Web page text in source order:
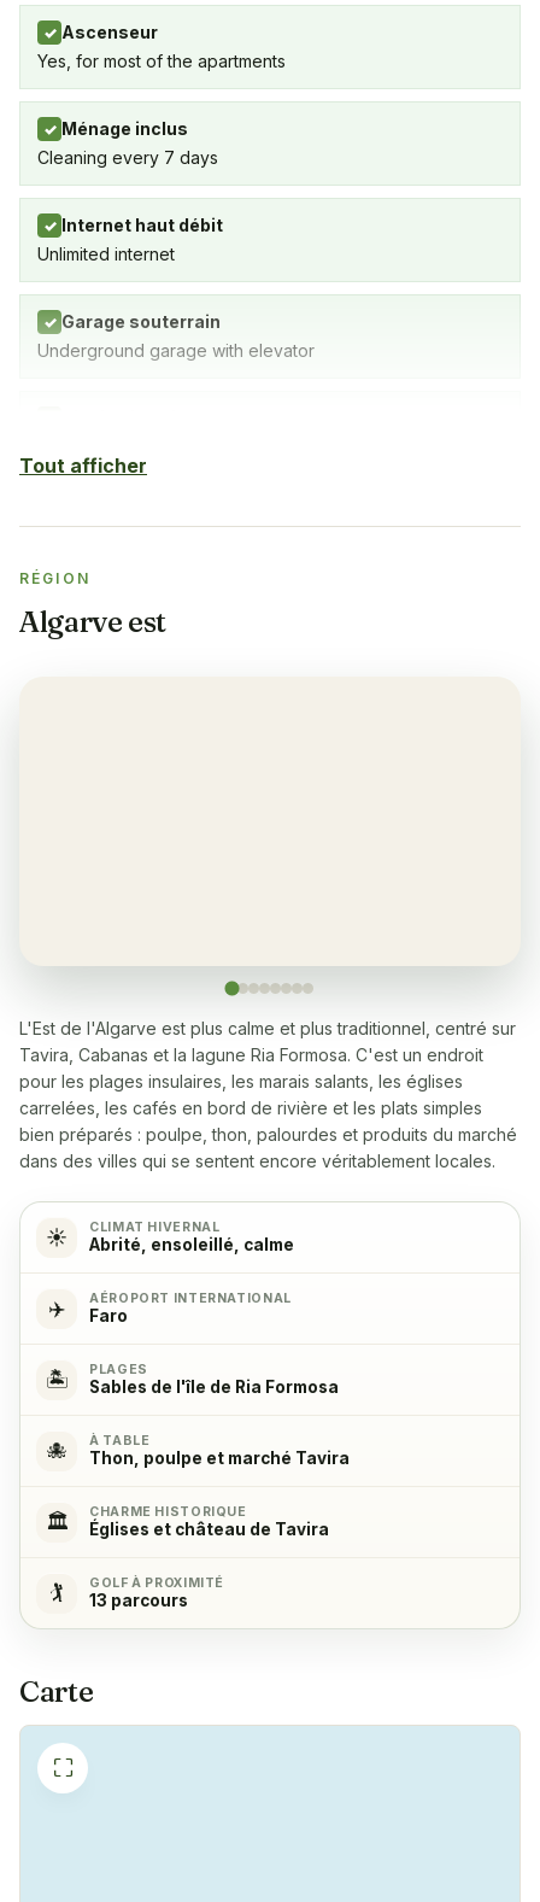
✓ Ascenseur
Yes, for most of the apartments
✓ Ménage inclus
Cleaning every 7 days
✓ Internet haut débit
Unlimited internet
✓ Garage souterrain
Underground garage with elevator
✓ Lave-linge
✓ Lave-vaisselle
Yes
✓ Micro-ondes
✓
Cuisinière
✓ Four
Yes
✓ Réfrigérateur
Congélateur
Tout afficher
RÉGION
Algarve est
L'Est de l'Algarve est plus calme et plus traditionnel, centré sur
Tavira, Cabanas et la lagune Ria Formosa. C'est un endroit
pour les plages insulaires, les marais salants, les églises
carrelées, les cafés en bord de rivière et les plats simples
bien préparés : poulpe, thon, palourdes et produits du marché
dans des villes qui se sentent encore véritablement locales.
☀️ CLIMAT HIVERNAL
Abrité, ensoleillé, calme
✈️ AÉROPORT INTERNATIONAL
Faro
🏝️ PLAGES
Sables de l'île de Ria Formosa
🐙 À TABLE
Thon, poulpe et marché Tavira
🏛️ CHARME HISTORIQUE
Églises et château de Tavira
🏌️ GOLF À PROXIMITÉ
13 parcours
Carte
⛶